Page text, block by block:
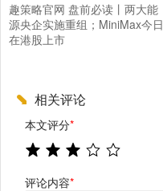
趣策略官网 盘前必读丨两大能
源央企实施重组；MiniMax今日
在港股上市
相关评论
本文评分*
评论内容*